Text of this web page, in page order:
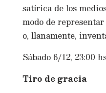
satírica de los
modo de
o, llanamente,
Sábado 6/12, 23:00
Tiro de gracia